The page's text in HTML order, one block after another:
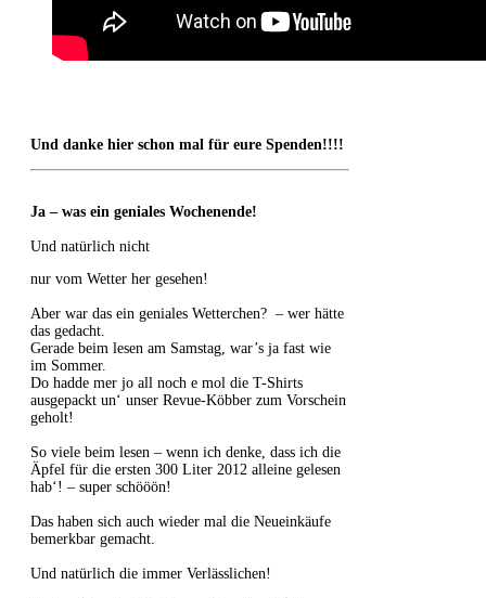
Und danke hier schon mal für eure Spenden!!!!
Ja – was ein geniales Wochenende!
Und natürlich nicht
nur vom Wetter her gesehen!
Aber war das ein geniales Wetterchen? – wer hätte
das gedacht.
Gerade beim lesen am Samstag, war’s ja fast wie
im Sommer.
Do hadde mer jo all noch e mol die T-Shirts
ausgepackt un‘ unser Revue-Köbber zum Vorschein
geholt!
So viele beim lesen – wenn ich denke, dass ich die
Äpfel für die ersten 300 Liter 2012 alleine gelesen
hab‘! – super schööön!
Das haben sich auch wieder mal die Neueinkäufe
bemerkbar gemacht.
Und natürlich die immer Verlässlichen!